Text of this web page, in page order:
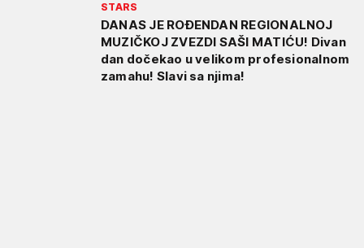
STARS
DANAS JE ROĐENDAN REGIONALNOJ
MUZIČKOJ ZVEZDI SAŠI MATIĆU! Divan
dan dočekao u velikom profesionalnom
zamahu! Slavi sa njima!